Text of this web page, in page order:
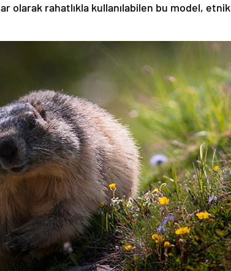
olarak rahatlıkla kullanılabilen bu model, etnik